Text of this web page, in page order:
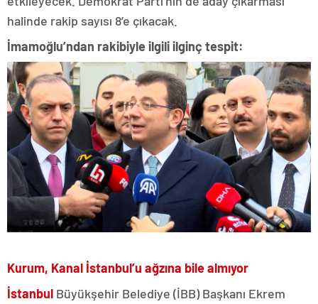
halinde rakip sayısı 8’e çıkacak.
İmamoğlu’ndan rakibiyle ilgili ilginç tespit:
Kurum, Kanal İstanbul’u ağzına bile almıyor
İstanbul Büyükşehir Belediye (İBB) Başkanı Ekrem